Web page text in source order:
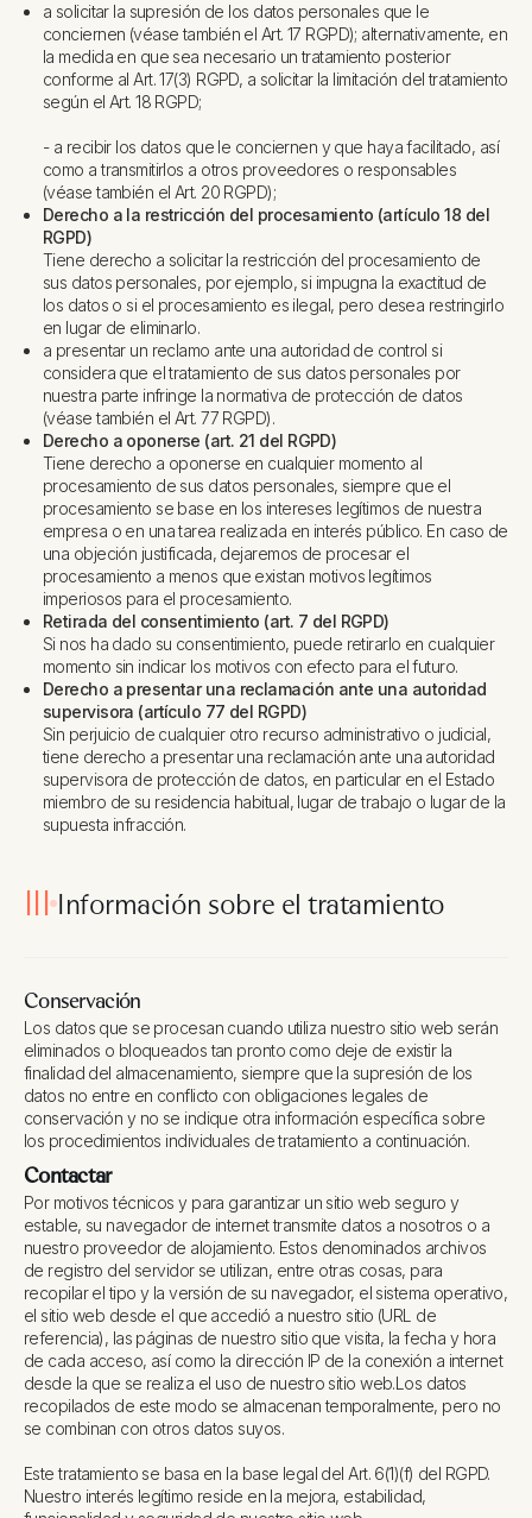
a solicitar la supresión de los datos personales que le
conciernen (véase también el Art. 17 RGPD); alternativamente, en
la medida en que sea necesario un tratamiento posterior
conforme al Art. 17(3) RGPD, a solicitar la limitación del tratamiento
según el Art. 18 RGPD;
- a recibir los datos que le conciernen y que haya facilitado, así
como a transmitirlos a otros proveedores o responsables
(véase también el Art. 20 RGPD);
Derecho a la restricción del procesamiento (artículo 18 del
RGPD)
Tiene derecho a solicitar la restricción del procesamiento de
sus datos personales, por ejemplo, si impugna la exactitud de
los datos o si el procesamiento es ilegal, pero desea restringirlo
en lugar de eliminarlo.
a presentar un reclamo ante una autoridad de control si
considera que el tratamiento de sus datos personales por
nuestra parte infringe la normativa de protección de datos
(véase también el Art. 77 RGPD).
Derecho a oponerse (art. 21 del RGPD)
Tiene derecho a oponerse en cualquier momento al
procesamiento de sus datos personales, siempre que el
procesamiento se base en los intereses legítimos de nuestra
empresa o en una tarea realizada en interés público. En caso de
una objeción justificada, dejaremos de procesar el
procesamiento a menos que existan motivos legítimos
imperiosos para el procesamiento.
Retirada del consentimiento (art. 7 del RGPD)
Si nos ha dado su consentimiento, puede retirarlo en cualquier
momento sin indicar los motivos con efecto para el futuro.
Derecho a presentar una reclamación ante una autoridad
supervisora (artículo 77 del RGPD)
Sin perjuicio de cualquier otro recurso administrativo o judicial,
tiene derecho a presentar una reclamación ante una autoridad
supervisora de protección de datos, en particular en el Estado
miembro de su residencia habitual, lugar de trabajo o lugar de la
supuesta infracción.
III Información sobre el tratamiento
Conservación
Los datos que se procesan cuando utiliza nuestro sitio web serán
eliminados o bloqueados tan pronto como deje de existir la
finalidad del almacenamiento, siempre que la supresión de los
datos no entre en conflicto con obligaciones legales de
conservación y no se indique otra información específica sobre
los procedimientos individuales de tratamiento a continuación.
Contactar
Por motivos técnicos y para garantizar un sitio web seguro y
estable, su navegador de internet transmite datos a nosotros o a
nuestro proveedor de alojamiento. Estos denominados archivos
de registro del servidor se utilizan, entre otras cosas, para
recopilar el tipo y la versión de su navegador, el sistema operativo,
el sitio web desde el que accedió a nuestro sitio (URL de
referencia), las páginas de nuestro sitio que visita, la fecha y hora
de cada acceso, así como la dirección IP de la conexión a internet
desde la que se realiza el uso de nuestro sitio web.Los datos
recopilados de este modo se almacenan temporalmente, pero no
se combinan con otros datos suyos.
Este tratamiento se basa en la base legal del Art. 6(1)(f) del RGPD.
Nuestro interés legítimo reside en la mejora, estabilidad,